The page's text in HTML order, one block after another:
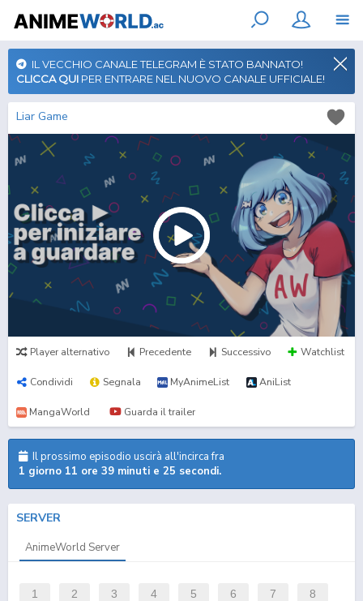
IL VECCHIO CANALE TELEGRAM È STATO BANNATO!
CLICCA QUI PER ENTRARE NEL NUOVO CANALE UFFICIALE!
Liar Game
Player alternativo Precedente Successivo Watchlist
Condividi Segnala MyAnimeList AniList
MangaWorld Guarda il trailer
Il prossimo episodio uscirà all'incirca fra
1 giorno 11 ore 39 minuti e 24 secondi.
SERVER
AnimeWorld Server
1 2 3 4 5 6 7 8